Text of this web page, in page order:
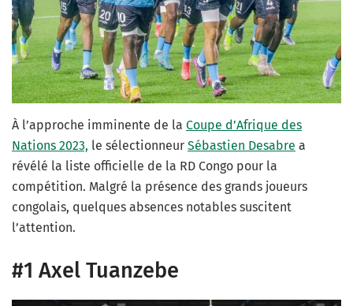
À l’approche imminente de la Coupe d’Afrique des
Nations 2023, le sélectionneur Sébastien Desabre a
révélé la liste officielle de la RD Congo pour la
compétition. Malgré la présence des grands joueurs
congolais, quelques absences notables suscitent
l’attention.
#1 Axel Tuanzebe